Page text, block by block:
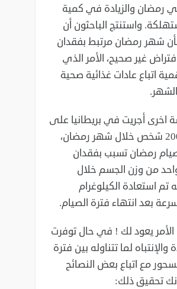
رمضان والزيادة في كمية
واستنتج الباحثون أن
شهر رمضان مرتبط بفقدان
غير صحيح، الأمر الذي
اتباع عادات غذائية صحية
اخرى أجريت في بريطانيا على
ما يقارب 200 شخص خلال شهر رمضان،
رمضان تسبب بفقدان
من وزن الجسم خلال
تم استعادة الكيلوغرام
بعد انتهاء فترة الصيام.
الأمر يعود لك ! في حال توفرت
والإنتباه لما تتناوله بين فترة
مع اتباع بعض النصائح
تحقيق ذلك: